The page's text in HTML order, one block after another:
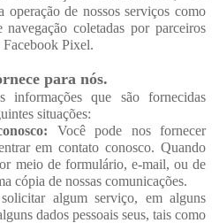
operação de nossos serviços como
coletadas por parceiros
Pixel.
para nós.
informações que são fornecidas
situações:
Você pode nos fornecer
em contato conosco. Quando
meio de formulário, e-mail, ou de
cópia de nossas comunicações.
algum serviço, em alguns
dados pessoais seus, tais como